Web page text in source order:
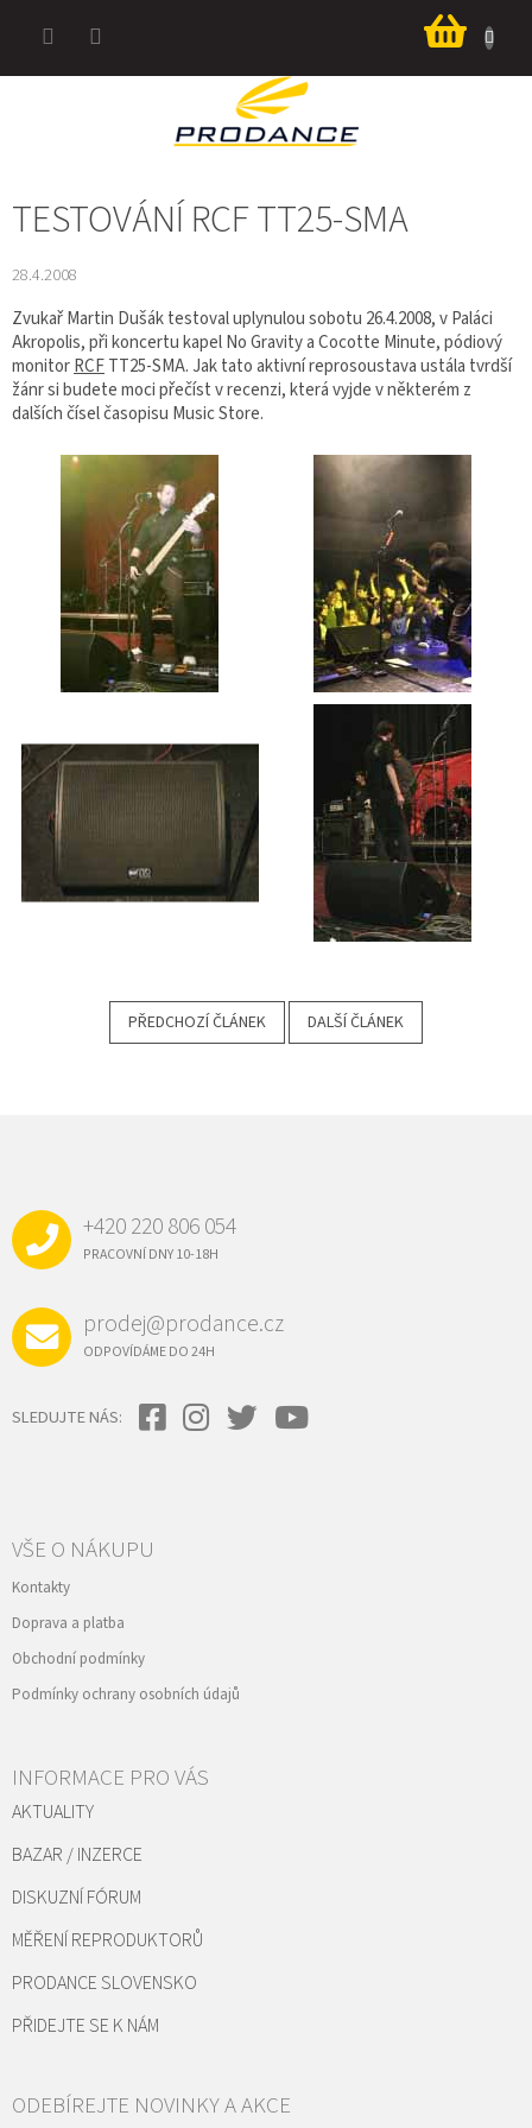
košík
TESTOVÁNÍ RCF TT25-SMA
28.4.2008
Zvukař Martin Dušák testoval uplynulou sobotu 26.4.2008, v Paláci
Akropolis, při koncertu kapel No Gravity a Cocotte Minute, pódiový
monitorRCFTT25-SMA. Jak tato aktivní reprosoustava ustála tvrdší
žánr si budete moci přečíst v recenzi, která vyjde v některém z
dalších čísel časopisu Music Store.
PŘEDCHOZÍ ČLÁNEK DALŠÍ ČLÁNEK
+420 220 806 054
PRACOVNÍ DNY 10-18H
prodej@prodance.cz
ODPOVÍDÁME DO 24H
SLEDUJTE NÁS:
VŠE O NÁKUPU
Kontakty
Doprava a platba
Obchodní podmínky
Podmínky ochrany osobních údajů
INFORMACE PRO VÁS
AKTUALITY
BAZAR / INZERCE
DISKUZNÍ FÓRUM
MĚŘENÍ REPRODUKTORŮ
PRODANCE SLOVENSKO
PŘIDEJTE SE K NÁM